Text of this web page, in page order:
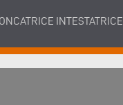
INTESTATRICE